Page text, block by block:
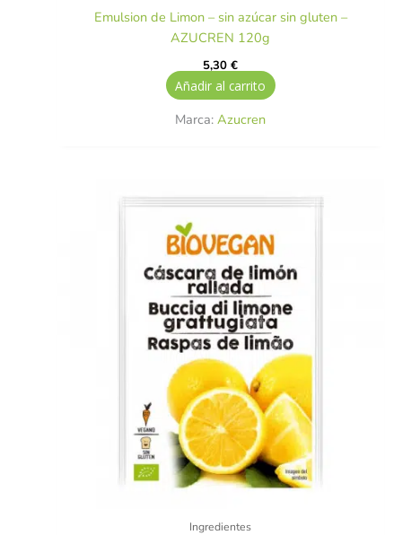
Emulsion de Limon – sin azúcar sin gluten –
AZUCREN 120g
5,30€
Añadir al carrito
Marca:Azucren
Ingredientes